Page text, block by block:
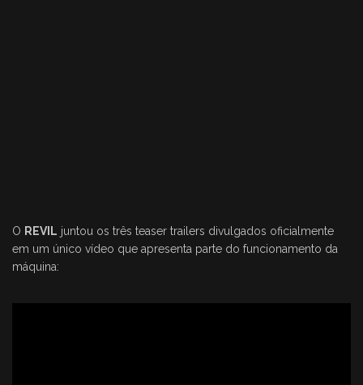
O REVIL juntou os três teaser trailers divulgados oficialmente
em um único vídeo que apresenta parte do funcionamento da
máquina: